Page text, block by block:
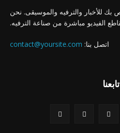
للأخبار والترفيه والموسيقى. نحن
الفيديو مباشرة من صناعة الترفيه.
اتصل بنا: contact@yoursite.com
تابعنا